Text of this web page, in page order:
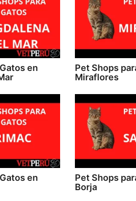
en
Pet Shops
Miraflores
en
Pet Shops
Borja